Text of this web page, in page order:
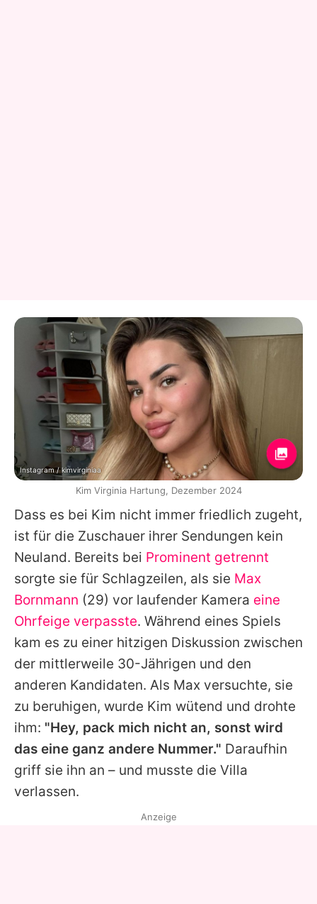
Dass es bei Kim nicht immer friedlich zugeht,
ist für die Zuschauer ihrer Sendungen kein
Neuland. Bereits bei Prominent getrennt
sorgte sie für Schlagzeilen, als sie Max
Bornmann (29) vor laufender Kamera eine
Ohrfeige verpasste. Während eines Spiels
kam es zu einer hitzigen Diskussion zwischen
der mittlerweile 30-Jährigen und den
anderen Kandidaten. Als Max versuchte, sie
zu beruhigen, wurde Kim wütend und drohte
ihm: "Hey, pack mich nicht an, sonst wird
das eine ganz andere Nummer." Daraufhin
griff sie ihn an – und musste die Villa
verlassen.
Instagram / kimvirginiaa
Kim Virginia Hartung, Dezember 2024
Anzeige